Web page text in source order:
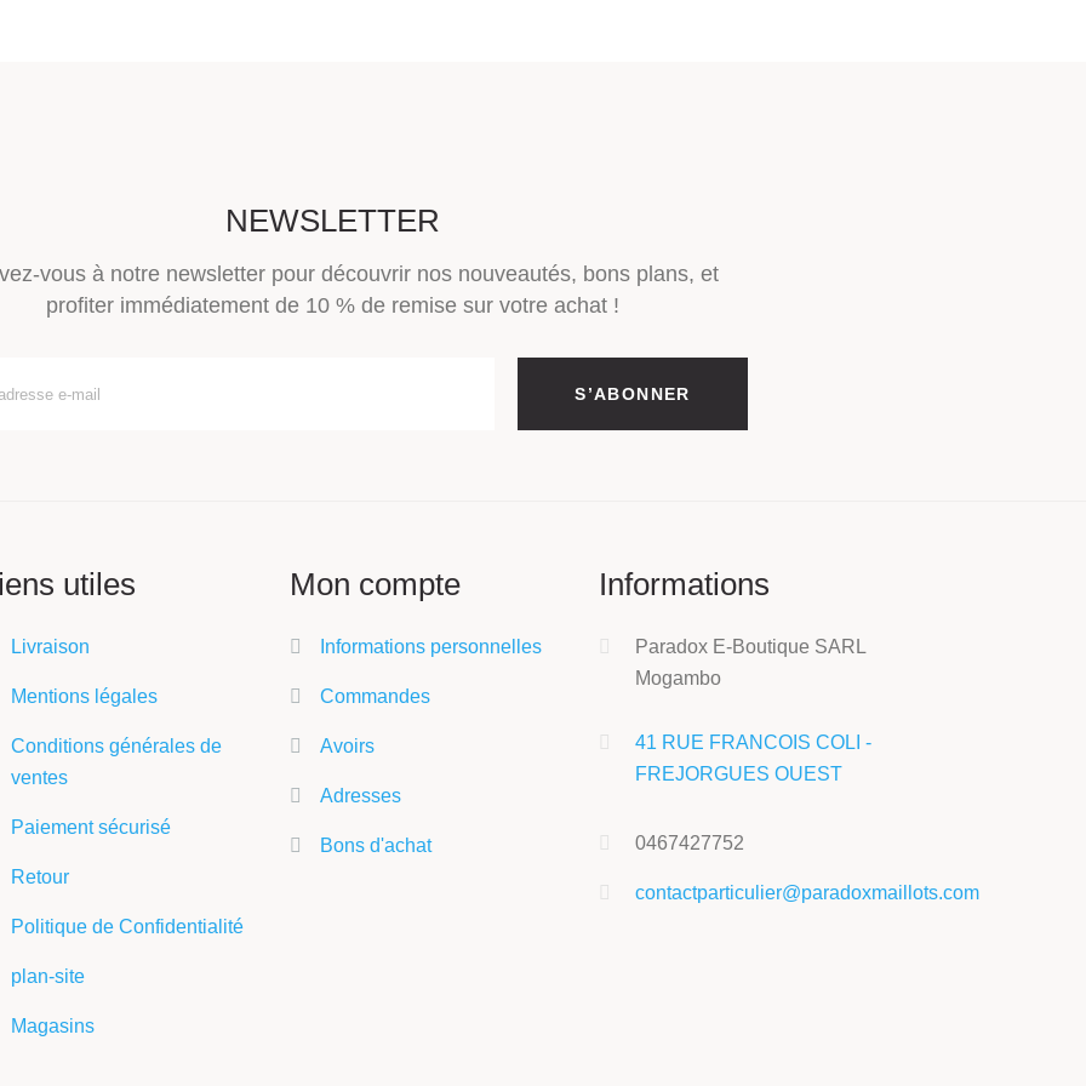
NEWSLETTER
vous à notre newsletter pour découvrir nos nouveautés, bons plans, et
profiter immédiatement de 10 % de remise sur votre achat !
utiles
Livraison
Mentions légales
Conditions générales de
ventes
Paiement sécurisé
Retour
Politique de Confidentialité
plan-site
Magasins
Mon compte
Informations personnelles
Commandes
Avoirs
Adresses
Bons d'achat
Informations
Paradox E-Boutique SARL
Mogambo
41 RUE FRANCOIS COLI -
FREJORGUES OUEST
0467427752
contactparticulier@paradoxmaillots.com